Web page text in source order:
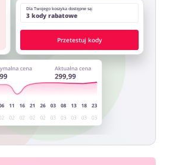
Dla Twojego koszyka dostępne są:
3 kody rabatowe
Przetestuj kody